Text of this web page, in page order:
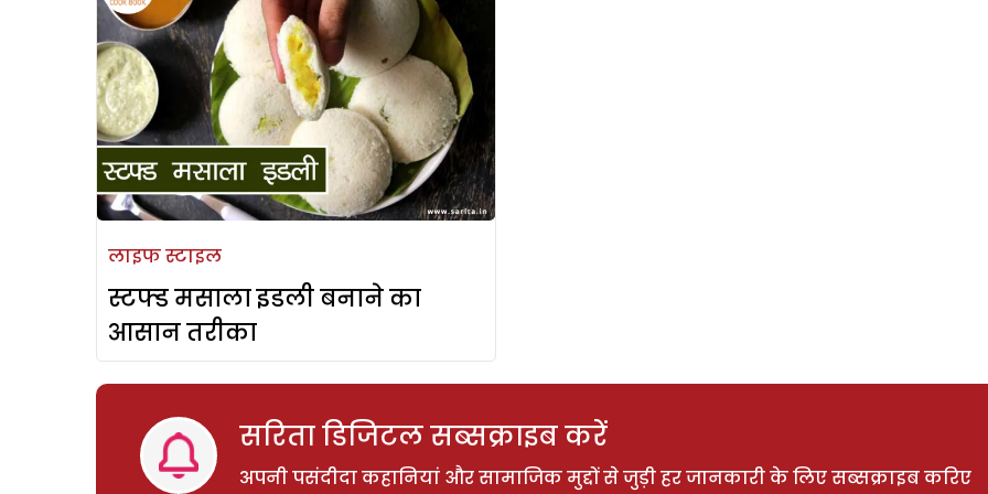
लाइफ स्टाइल
स्टफ्ड मसाला इडली बनाने का
आसान तरीका
सरिता डिजिटल सब्सक्राइब करें
अपनी पसंदीदा कहानियां और सामाजिक मुद्दों से जुड़ी हर जानकारी के लिए सब्सक्राइब करिए